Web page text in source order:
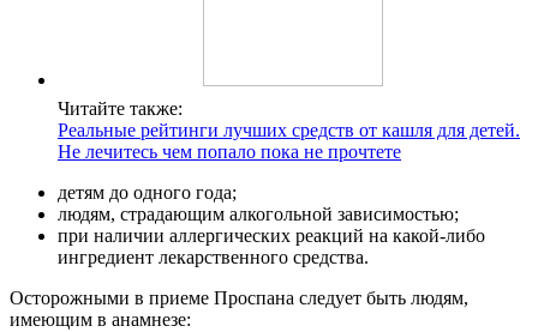
Читайте также:
Реальные рейтинги лучших средств от кашля для детей.
Не лечитесь чем попало пока не прочтете
детям до одного года;
людям, страдающим алкогольной зависимостью;
при наличии аллергических реакций на какой-либо
ингредиент лекарственного средства.
Осторожными в приеме Проспана следует быть людям,
имеющим в анамнезе: